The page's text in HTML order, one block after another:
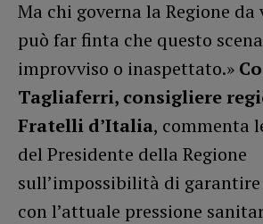
Ma chi governa la Regione da
può far finta che questo
improvviso o inaspettato.»
Tagliaferri, consigliere
Fratelli d’Italia, commenta
del Presidente della Regione
sull’impossibilità di garantire
con l’attuale pressione